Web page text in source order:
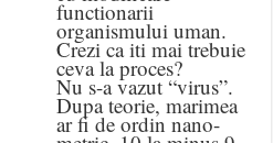
functionarii
organismului uman.
Crezi ca iti mai trebuie
ceva la proces?
Nu s-a vazut “virus”.
Dupa teorie, marimea
ar fi de ordin nano-